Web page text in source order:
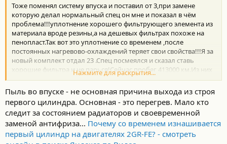
Тоже поменял систему впуска и поставил от 3,при замене
которую делал нормальный спец он мне и показал в чём
проблема!!!уплотнение хорошего фильтрующего элемента из
материала вроде резины,а на дешевых фильтрах похоже на
пенопласт.Так вот это уплотнение со временем ,после
постоянных нагревово-охлаждений теряет свои свойства!!!Я за
новый комплект отдал 23 .Спец посмеялся и сказал ставь
хорошие фильтра и не парься!Сейчас пробег 413000 км.Из них
390 000 на гбо BRC .На 370000 первый раз поменял форсунки
третья замена подойдёт.Двигатель не вскрывали ни разу и
ничего с ним не делали!Кроме установки гбо
Нажмите для раскрытия...
Пыль во впуске - не основная причина выхода из строя
первого цилиндра. Основная - это перегрев. Мало кто
следит за состоянием радиаторов и своевременной
заменой антифриза... Почему со временем изнашивается
первый цилиндр на двигателях 2GR-FE? - смотреть